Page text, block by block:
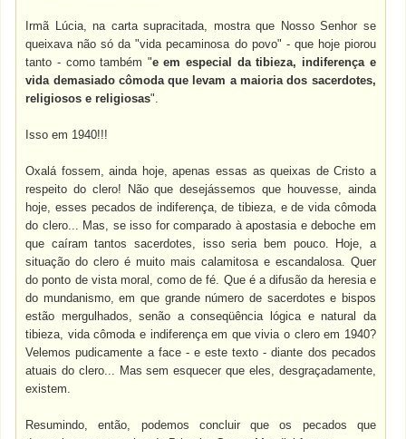
Irmã Lúcia, na carta supracitada, mostra que Nosso Senhor se
queixava não só da "vida pecaminosa do povo" - que hoje piorou
tanto - como também "e em especial da tibieza, indiferença e
vida demasiado cômoda que levam a maioria dos sacerdotes,
religiosos e religiosas".
Isso em 1940!!!
Oxalá fossem, ainda hoje, apenas essas as queixas de Cristo a
respeito do clero! Não que desejássemos que houvesse, ainda
hoje, esses pecados de indiferença, de tibieza, e de vida cômoda
do clero... Mas, se isso for comparado à apostasia e deboche em
que caíram tantos sacerdotes, isso seria bem pouco. Hoje, a
situação do clero é muito mais calamitosa e escandalosa. Quer
do ponto de vista moral, como de fé. Que é a difusão da heresia e
do mundanismo, em que grande número de sacerdotes e bispos
estão mergulhados, senão a conseqüência lógica e natural da
tibieza, vida cômoda e indiferença em que vivia o clero em 1940?
Velemos pudicamente a face - e este texto - diante dos pecados
atuais do clero... Mas sem esquecer que eles, desgraçadamente,
existem.
Resumindo, então, podemos concluir que os pecados que